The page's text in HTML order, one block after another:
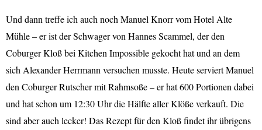
Und dann treffe ich auch noch Manuel Knorr vom Hotel Alte
Mühle – er ist der Schwager von Hannes Scammel, der den
Coburger Kloß bei Kitchen Impossible gekocht hat und an dem
sich Alexander Herrmann versuchen musste. Heute serviert Manuel
den Coburger Rutscher mit Rahmsoße – er hat 600 Portionen dabei
und hat schon um 12:30 Uhr die Hälfte aller Klöße verkauft. Die
sind aber auch lecker! Das Rezept für den Kloß findet ihr übrigens